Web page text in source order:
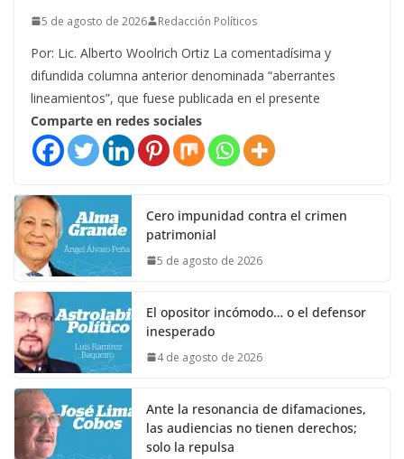
5 de agosto de 2026 Redacción Políticos
Por: Lic. Alberto Woolrich Ortiz La comentadísima y
difundida columna anterior denominada “aberrantes
lineamientos”, que fuese publicada en el presente
Comparte en redes sociales
Cero impunidad contra el crimen
patrimonial
5 de agosto de 2026
El opositor incómodo… o el defensor
inesperado
4 de agosto de 2026
Ante la resonancia de difamaciones,
las audiencias no tienen derechos;
solo la repulsa